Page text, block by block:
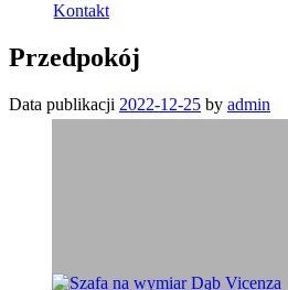
Kontakt
Przedpokój
Data publikacji 2022-12-25 by admin